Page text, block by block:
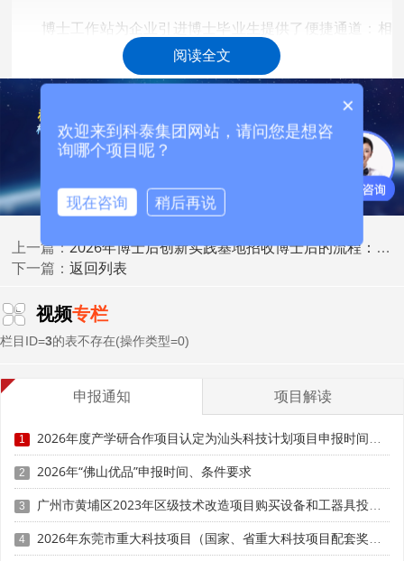
博士工作站为企业引进博士毕业生提供了便捷通道：相
较于社会招聘，博士后在站期间有明确的研究任务和考核机
制;企业可借助高校流动站的招生渠道，更精准地触达目标人
才;博士后具有学生身份和科研属性，更容易融入企业研发团
队。
2.2 人才储备与梯队建设
博士工作站是企业人才梯队建设的重要抓手：通过联合
培养博士后，企业可提前锁定优秀人才;博士后出站后优先留
用，担任技术骨干或管理层;博士后在站期间培养的科研能力
和行业认知，为企业发展储备了高素质人才。
拥有博士工作站可提升企业的学术声誉和社会形象：博
优秀人才加入;有利于在行业内建立技术引领者形象。
博士工作站是深化产学研合作的纽带：合作高校的导师
成为企业的技术顾问资源;企业可利用高校的科研设备和实验
条件;联合培养机制促进了双方的深度了解。
阅读全文
上一篇：2026年博士后创新实践基地招收博士后的流程：企业如何发布岗位与筛选人才
下一篇：返回列表
视频专栏
栏目ID=3的表不存在(操作类型=0)
申报通知 项目解读
1 2026年度产学研合作项目认定为汕头科技计划项目申报时间、条件要求
2 2026年“佛山优品”申报时间、条件要求
3 广州市黄埔区2023年区级技术改造项目购买设备和工器具投资奖励（第四批）申报时间、条件要求、补助标准
4 2026年东莞市重大科技项目（国家、省重大科技项目配套奖励）入库备案申报时间、条件要求
×
欢迎来到科泰集团网站，请问您是想咨
询哪个项目呢？
现在咨询 稍后再说